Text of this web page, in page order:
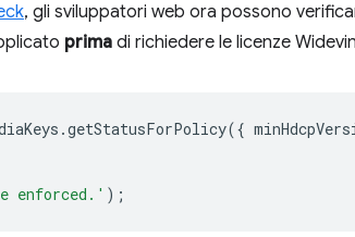
, gli sviluppatori web ora possono
prima di richiedere le licenze
.getStatusForPolicy({
enforced.' );